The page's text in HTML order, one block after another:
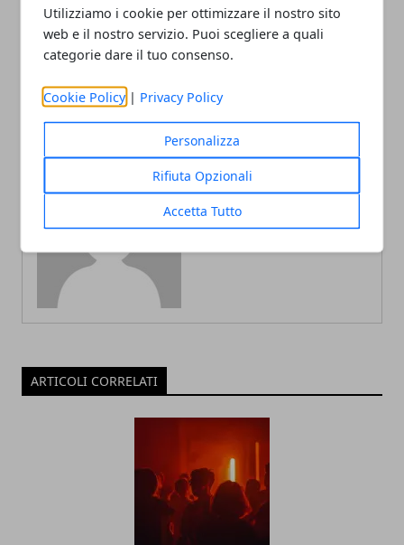
Utilizziamo i cookie per ottimizzare il nostro sito
web e il nostro servizio. Puoi scegliere a quali
categorie dare il tuo consenso.
Cookie Policy | Privacy Policy
Personalizza
Rifiuta Opzionali
Accetta Tutto
Buon martedì di Carnevale
| 13 febbraio 2024: frasi e
immagini gratis per il tuo
buongiorno
previsioni per tutti i segni
Redazione
ARTICOLI CORRELATI